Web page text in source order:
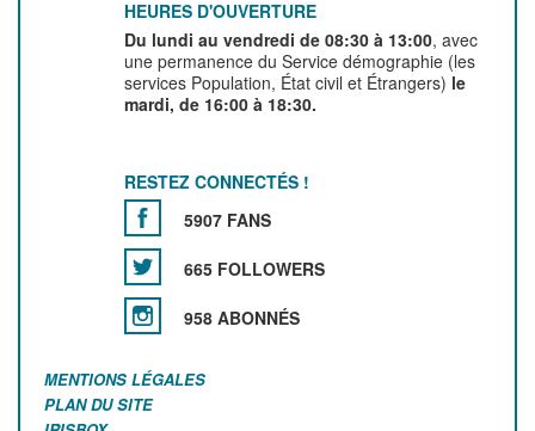
HEURES D'OUVERTURE
Du lundi au vendredi de 08:30 à 13:00, avec
une permanence du Service démographie (les
services Population, État civil et Étrangers) le
mardi, de 16:00 à 18:30.
RESTEZ CONNECTÉS !
5907 FANS
665 FOLLOWERS
958 ABONNÉS
MENTIONS LÉGALES
PLAN DU SITE